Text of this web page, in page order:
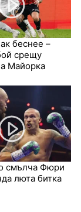
беснее –
срещу
Майорка
смълча Фюри
люта битка